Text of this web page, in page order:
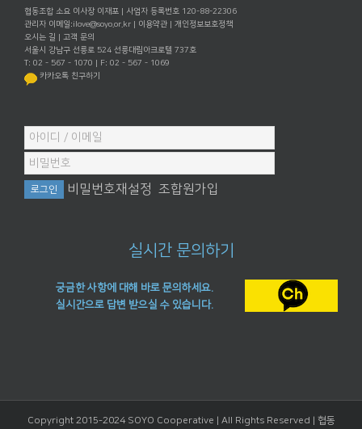
협동조합 소요 이사장 이재포 | 사업자 등록번호 120-88-22306
관리자 이메일:ilove@soyo.or.kr | 이용약관 | 개인정보보호정책
오시는 길 | 고객 문의
서울시 강남구 선릉로 524 선릉대림아크로텔 737호
T: 02 - 567 - 1070 | F: 02 - 567 - 1069
카카오톡 친구하기
비밀번호재설정 조합원가입
실시간 문의하기
궁금한 사항에 대해 바로 문의하세요.
실시간으로 답변 받으실 수 있습니다.
Copyright 2015-2024 SOYO Cooperative | All Rights Reserved | 협동